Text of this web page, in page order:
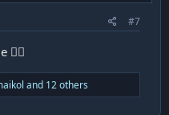
#7
and 12 others